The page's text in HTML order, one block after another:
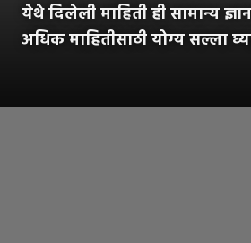
येथे दिलेली माहिती ही सामान्य
अधिक माहितीसाठी योग्य सल्ला